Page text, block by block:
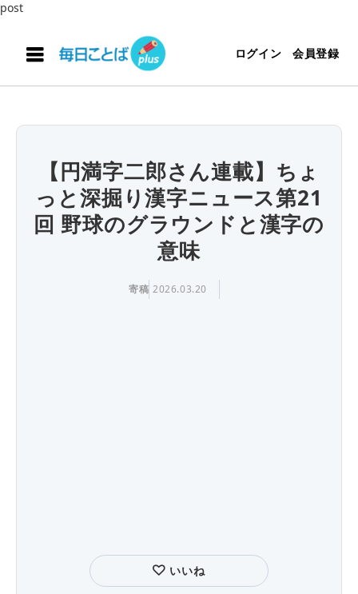
post
ログイン 会員登録
【円満字二郎さん連載】ちょ
っと深掘り漢字ニュース第21
回 野球のグラウンドと漢字の
意味
寄稿 2026.03.20
いいね